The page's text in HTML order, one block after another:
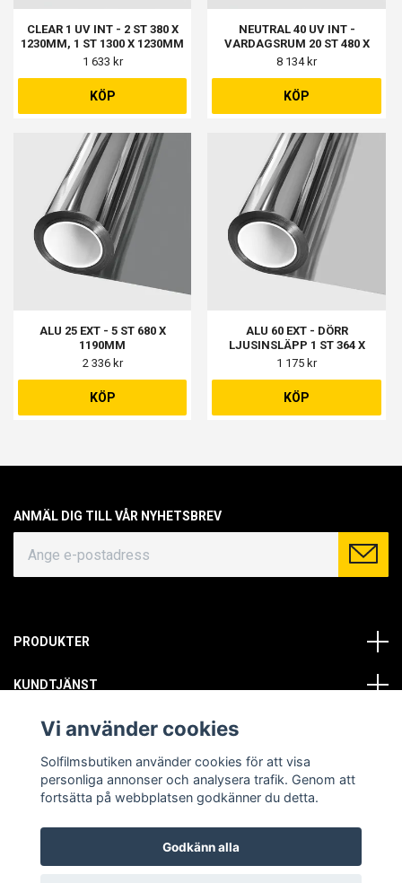
CLEAR 1 UV INT - 2 ST 380 X
1230MM, 1 ST 1300 X 1230MM
1 633 kr
KÖP
NEUTRAL 40 UV INT -
VARDAGSRUM 20 ST 480 X
480MM
8 134 kr
KÖP
ALU 25 EXT - 5 ST 680 X
1190MM
2 336 kr
KÖP
ALU 60 EXT - DÖRR
LJUSINSLÄPP 1 ST 364 X
1864MM
1 175 kr
KÖP
ANMÄL DIG TILL VÅR NYHETSBREV
PRODUKTER
KUNDTJÄNST
OM OSS
SOCIALA MEDIER
Vi använder cookies
Solfilmsbutiken använder cookies för att visa
personliga annonser och analysera trafik. Genom att
fortsätta på webbplatsen godkänner du detta.
Godkänn alla